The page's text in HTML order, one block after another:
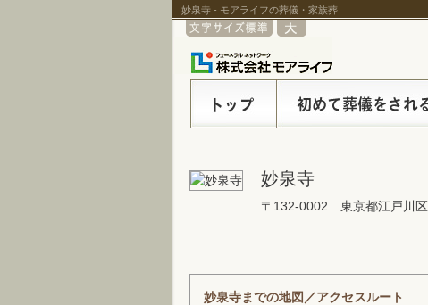
妙泉寺 - モアライフの葬儀・家族葬
妙泉寺
〒132-0002 東京都江戸川
妙泉寺までの地図／アクセスルート